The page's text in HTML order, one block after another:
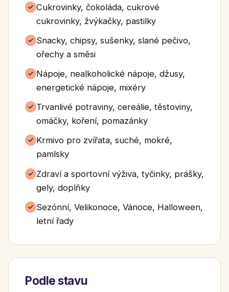
Cukrovinky, čokoláda, cukrové
cukrovinky, žvýkačky, pastilky
Snacky, chipsy, sušenky, slané pečivo,
ořechy a směsi
Nápoje, nealkoholické nápoje, džusy,
energetické nápoje, mixéry
Trvanlivé potraviny, cereálie, těstoviny,
omáčky, koření, pomazánky
Krmivo pro zvířata, suché, mokré,
pamlsky
Zdraví a sportovní výživa, tyčinky, prášky,
gely, doplňky
Sezónní, Velikonoce, Vánoce, Halloween,
letní řady
Podle stavu